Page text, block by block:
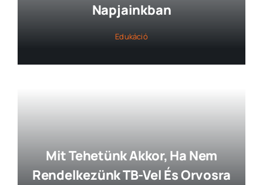
Napjainkban
Edukáció
Mit Tehetünk Akkor, Ha Nem
Rendelkezünk TB-Vel És Orvosra